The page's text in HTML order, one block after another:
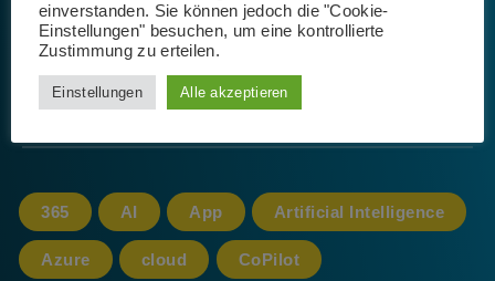
365 AI App Artificial Intelligence
Azure cloud CoPilot
einverstanden. Sie können jedoch die "Cookie-
Einstellungen" besuchen, um eine kontrollierte
Zustimmung zu erteilen.
Einstellungen Alle akzeptieren